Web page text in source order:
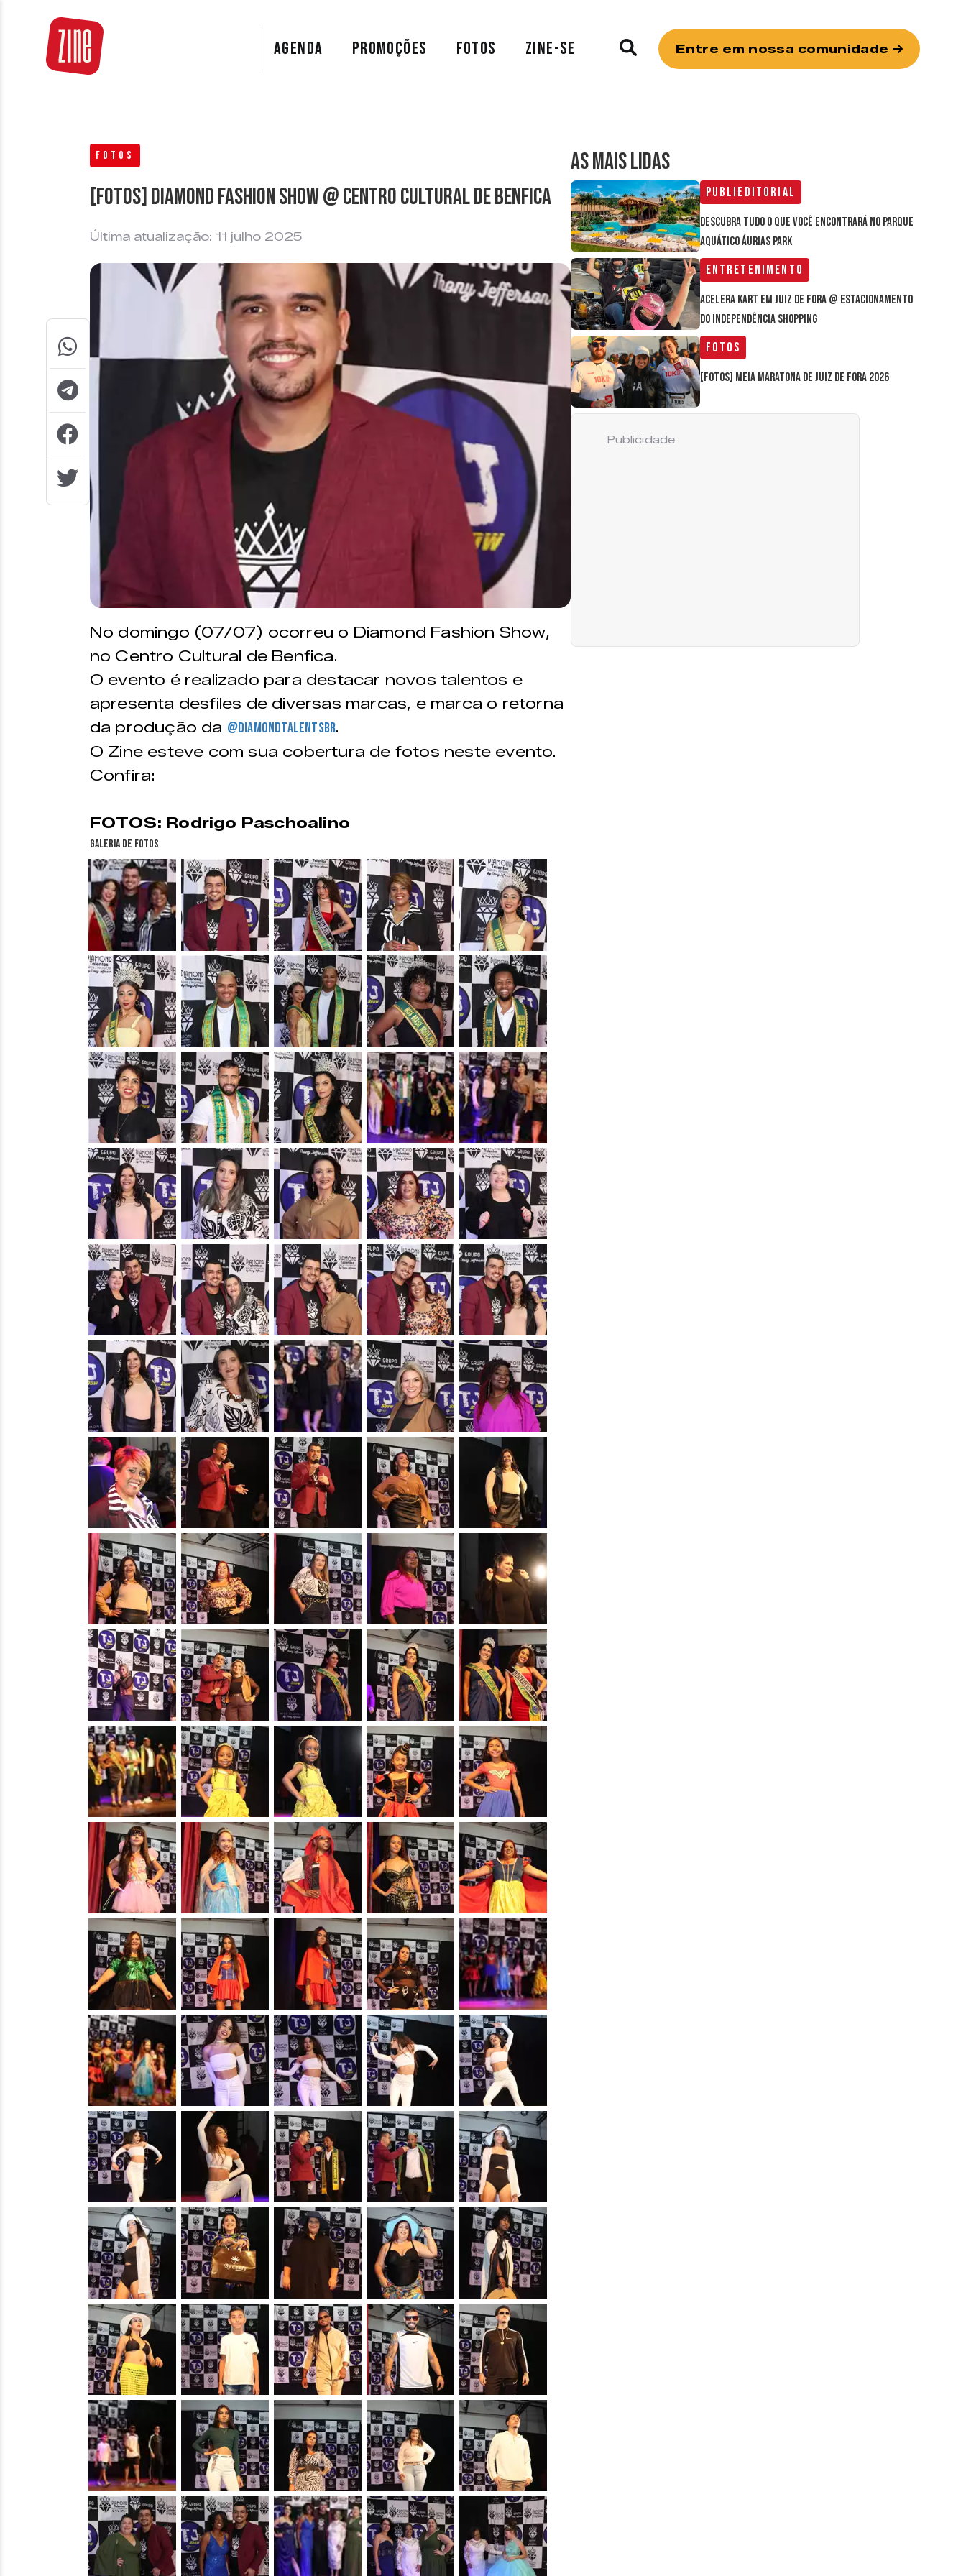
AGENDA PROMOÇÕES FOTOS ZINE-SE Entre em nossa comunidade
FOTOS
[FOTOS] Diamond Fashion Show @ Centro Cultural de Benfica
Última atualização: 11 julho 2025
No domingo (07/07) ocorreu o Diamond Fashion Show,
no Centro Cultural de Benfica.
O evento é realizado para destacar novos talentos e
apresenta desfiles de diversas marcas, e marca o retorna
da produção da @diamondtalentsbr.
O Zine esteve com sua cobertura de fotos neste evento.
Confira:
FOTOS: Rodrigo Paschoalino
Galeria de fotos
&nbsp; &nbsp; &nbsp; &nbsp; &nbsp;
&nbsp; &nbsp; &nbsp; &nbsp; &nbsp;
&nbsp; &nbsp; &nbsp; &nbsp; &nbsp;
&nbsp; &nbsp; &nbsp; &nbsp; &nbsp;
&nbsp; &nbsp; &nbsp; &nbsp; &nbsp;
&nbsp; &nbsp; &nbsp; &nbsp; &nbsp;
&nbsp; &nbsp; &nbsp; &nbsp; &nbsp;
&nbsp; &nbsp; &nbsp; &nbsp;
&nbsp; &nbsp; &nbsp; &nbsp; &nbsp;
&nbsp; &nbsp; &nbsp; &nbsp; &nbsp;
&nbsp; &nbsp; &nbsp; &nbsp; &nbsp;
&nbsp; &nbsp; &nbsp; &nbsp; &nbsp;
&nbsp; &nbsp; &nbsp; &nbsp; &nbsp;
&nbsp; &nbsp; &nbsp; &nbsp; &nbsp;
&nbsp; &nbsp; &nbsp; &nbsp; &nbsp;
&nbsp; &nbsp; &nbsp; &nbsp; &nbsp;
&nbsp; &nbsp; &nbsp; &nbsp; &nbsp;
&nbsp; &nbsp; &nbsp; &nbsp; &nbsp;
AS MAIS LIDAS
Publieditorial
Descubra tudo o que você encontrará no parque
aquático Áurias Park
Entretenimento
Acelera Kart em Juiz de Fora @ estacionamento
do Independência Shopping
Fotos
[FOTOS] Meia Maratona de Juiz de Fora 2026
Publicidade